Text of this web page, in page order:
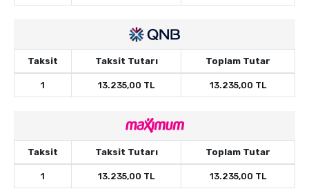
Taksit Taksit Tutarı Toplam Tutar
1 13.235,00 TL 13.235,00 TL
Taksit Taksit Tutarı Toplam Tutar
1 13.235,00 TL 13.235,00 TL